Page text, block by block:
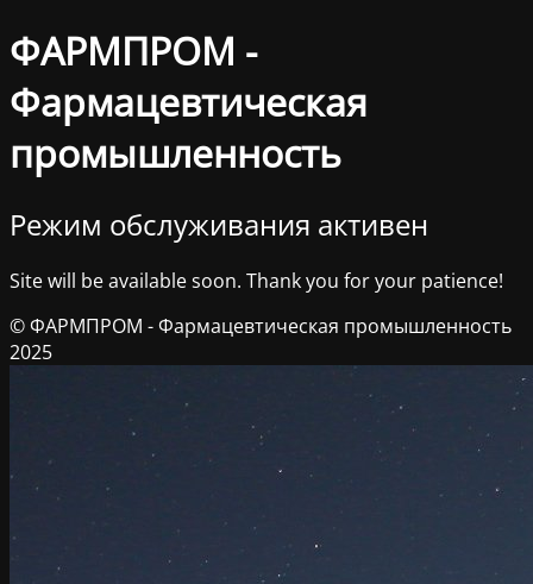
ФАРМПРОМ -
Фармацевтическая
промышленность
Режим обслуживания активен
Site will be available soon. Thank you for your patience!
© ФАРМПРОМ - Фармацевтическая промышленность
2025